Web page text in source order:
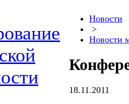
Новости
>
Новости
18.11.2011